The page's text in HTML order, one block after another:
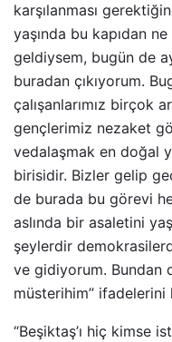
karşılanması
yaşında bu kapıdan
geldiysem, bugün de
buradan çıkıyorum.
çalışanlarımız birçok
gençlerimiz nezaket
vedalaşmak en doğal
birisidir. Bizler gelip
de burada bu görevi
aslında bir asaletini
şeylerdir
ve gidiyorum. Bundan
müsterihim” ifadelerini
“Beşiktaş’ı hiç kimse